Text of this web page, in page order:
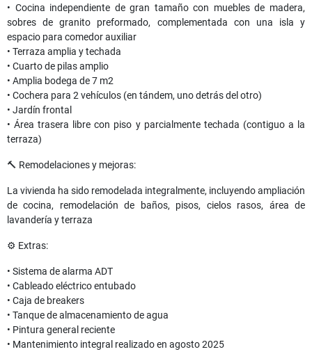
• Cocina independiente de gran tamaño con muebles de madera,
sobres de granito preformado, complementada con una isla y
espacio para comedor auxiliar
• Terraza amplia y techada
• Cuarto de pilas amplio
• Amplia bodega de 7 m2
• Cochera para 2 vehículos (en tándem, uno detrás del otro)
• Jardín frontal
• Área trasera libre con piso y parcialmente techada (contiguo a la
terraza)
🔨 Remodelaciones y mejoras:
La vivienda ha sido remodelada integralmente, incluyendo ampliación
de cocina, remodelación de baños, pisos, cielos rasos, área de
lavandería y terraza
⚙️ Extras:
• Sistema de alarma ADT
• Cableado eléctrico entubado
• Caja de breakers
• Tanque de almacenamiento de agua
• Pintura general reciente
• Mantenimiento integral realizado en agosto 2025